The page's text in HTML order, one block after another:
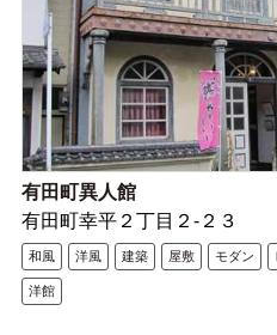
有田町異人館
有田町幸平２丁目２-２３
和風 洋風 建築 屋敷 モダン
洋館